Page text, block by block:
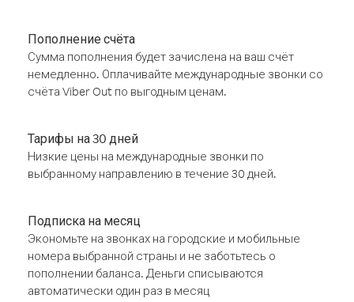
Пополнение счёта
Сумма пополнения будет зачислена на ваш счёт
немедленно. Оплачивайте международные звонки со
счёта Viber Out по выгодным ценам.
Тарифы на 30 дней
Низкие цены на международные звонки по
выбранному направлению в течение 30 дней.
Подписка на месяц
Экономьте на звонках на городские и мобильные
номера выбранной страны и не заботьтесь о
пополнении баланса. Деньги списываются
автоматически один раз в месяц